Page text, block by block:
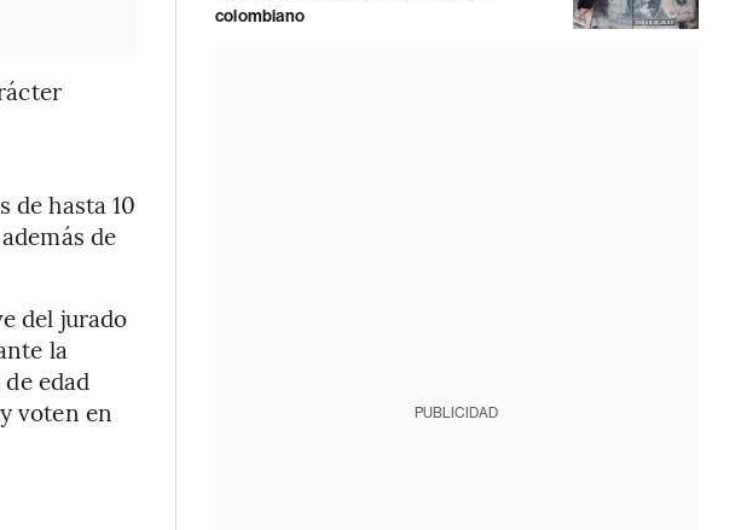
de hasta 10
de
del jurado
la
edad
voten en
colombiano
PUBLICIDAD